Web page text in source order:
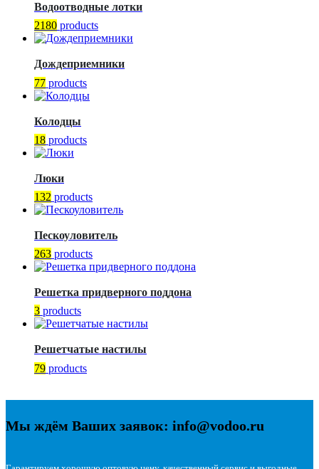
Водоотводные лотки
2180 products
Дождеприемники
77 products
Колодцы
18 products
Люки
132 products
Пескоуловитель
263 products
Решетка придверного поддона
3 products
Решетчатые настилы
79 products
Мы ждём Ваших заявок: info@vodoo.ru